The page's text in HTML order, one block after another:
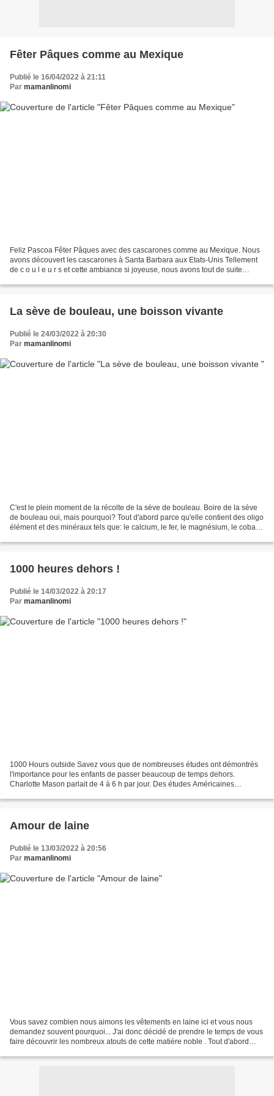
Fêter Pâques comme au Mexique
Publié le 16/04/2022 à 21:11
Par mamanlinomi
Feliz Pascoa Fêter Pâques avec des cascarones comme au Mexique. Nous
avons découvert les cascarones à Santa Barbara aux Etats-Unis Tellement
de c o u l e u r s et cette ambiance si joyeuse, nous avons tout de suite
La sève de bouleau, une boisson vivante
Publié le 24/03/2022 à 20:30
Par mamanlinomi
C'est le plein moment de la récolte de la sève de bouleau. Boire de la sève
de bouleau oui, mais pourquoi? Tout d'abord parce qu'elle contient des oligo
élément et des minéraux tels que: le calcium, le fer, le magnésium, le cobalt,
1000 heures dehors !
Publié le 14/03/2022 à 20:17
Par mamanlinomi
1000 Hours outside Savez vous que de nombreuses études ont démontrés
l'importance pour les enfants de passer beaucoup de temps dehors.
Charlotte Mason parlait de 4 à 6 h par jour. Des études Américaines
Amour de laine
Publié le 13/03/2022 à 20:56
Par mamanlinomi
Vous savez combien nous aimons les vêtements en laine ici et vous nous
demandez souvent pourquoi... J'ai donc décidé de prendre le temps de vous
faire découvrir les nombreux atouts de cette matière noble . Tout d'abord